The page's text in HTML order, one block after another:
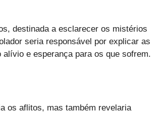
destinada a esclarecer os mistérios
seria responsável por explicar as
e esperança para os que sofrem.
os aflitos, mas também revelaria